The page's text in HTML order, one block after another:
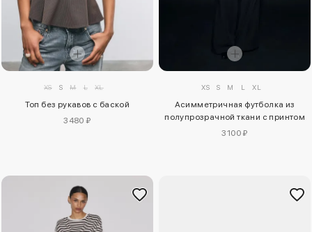
XS S M L XL
Топ без рукавов с баской
3480 ₽
XS S M L XL
Асимметричная футболка из
полупрозрачной ткани с принтом
3100 ₽